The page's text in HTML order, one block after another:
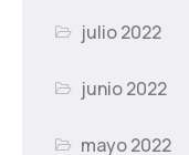
julio 2022
junio 2022
mayo 2022